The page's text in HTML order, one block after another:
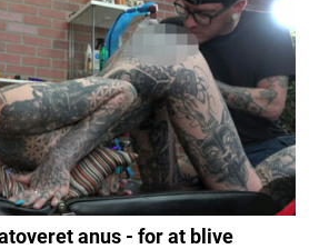
anus - for at blive